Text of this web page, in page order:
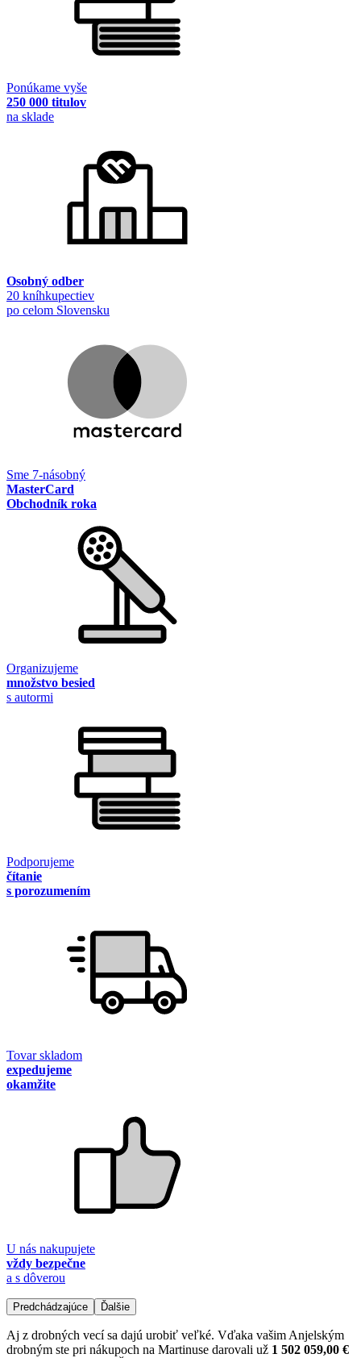
Ponúkame vyše
250 000 titulov
na sklade
Osobný odber
20 kníhkupectiev
po celom Slovensku
Sme 7-násobný
MasterCard
Obchodník roka
Organizujeme
množstvo besied
s autormi
Podporujeme
čítanie
s porozumením
Tovar skladom
expedujeme
okamžite
U nás nakupujete
vždy bezpečne
a s dôverou
Predchádzajúce Ďalšie
Aj z drobných vecí sa dajú urobiť veľké. Vďaka vašim Anjelským
drobným ste pri nákupoch na Martinuse darovali už 1 502 059,00 €